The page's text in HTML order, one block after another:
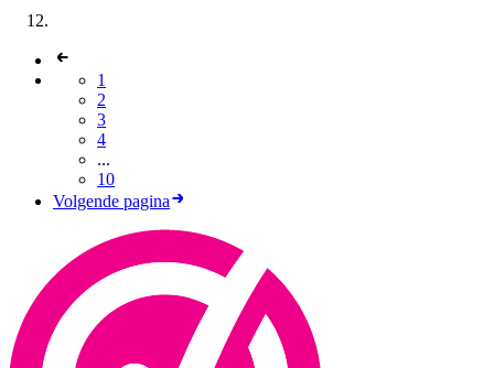
1
2
3
4
...
10
Volgende pagina